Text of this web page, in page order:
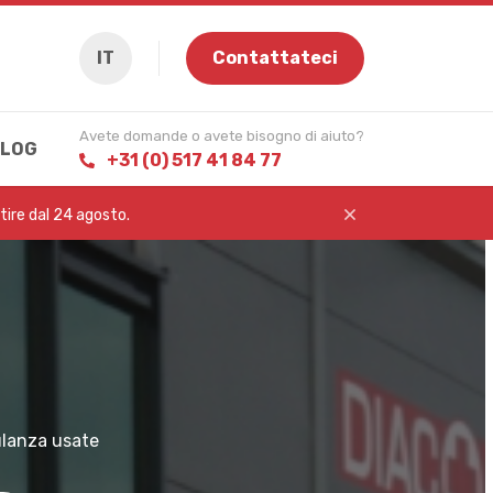
IT Contattateci
Avete domande o avete bisogno di aiuto?
+31 (0) 517 41 84 77
dal 24 agosto.
usate